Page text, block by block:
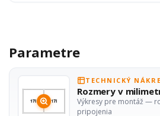
Parametre
TECHNICKÝ
Rozmery v
Výkresy pre montáž —
pripojenia